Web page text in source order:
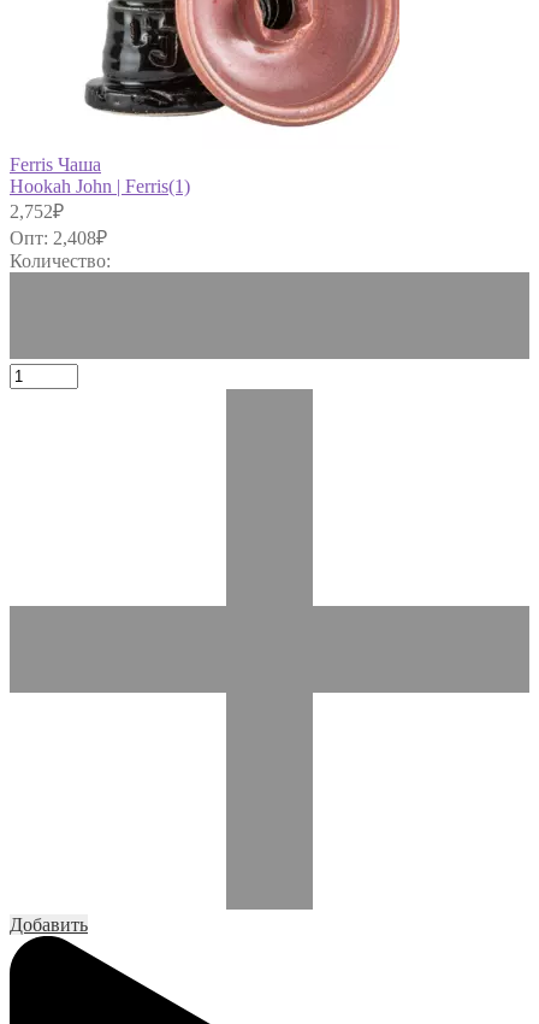
Ferris Чаша
Hookah John | Ferris(1)
2,752₽
Опт: 2,408₽
Количество:
Добавить